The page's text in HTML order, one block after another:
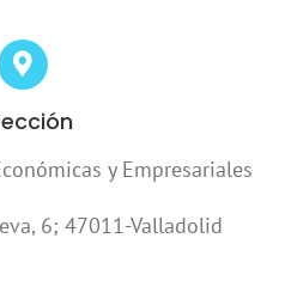
y Empresariales
6; 47011-Valladolid